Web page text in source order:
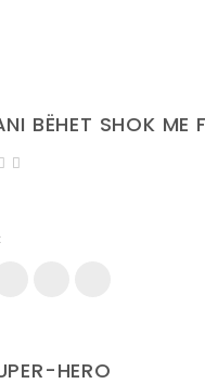
BËHET SHOK ME
HERO